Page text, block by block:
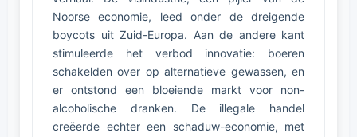
Noorse economie, leed onder de dreigende
boycots uit Zuid-Europa. Aan de andere kant
stimuleerde het verbod innovatie: boeren
schakelden over op alternatieve gewassen, en
er ontstond een bloeiende markt voor non-
alcoholische dranken. De illegale handel
creëerde echter een schaduw-economie, met